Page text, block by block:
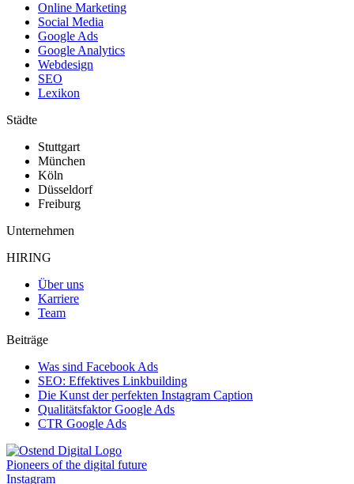
Online Marketing
Social Media
Google Ads
Google Analytics
Webdesign
SEO
Lexikon
Städte
Stuttgart
München
Köln
Düsseldorf
Freiburg
Unternehmen
HIRING
Über uns
Karriere
Team
Beiträge
Was sind Facebook Ads
SEO: Effektives Linkbuilding
Die Kunst der perfekten Instagram Caption
Qualitätsfaktor Google Ads
CTR Google Ads
Pioneers of the digital future
Instagram